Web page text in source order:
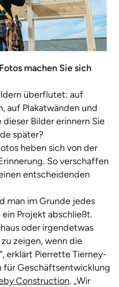
machen Sie sich
überflutet: auf
auf Plakatwänden und
Bilder erinnern Sie
später?
heben sich von der
So verschaffen
entscheidenden
man im Grunde jedes
Projekt abschließt.
oder irgendetwas
zeigen, wenn die
erklärt Pierrette Tierney-
für Geschäftsentwicklung
Construction. „Wir